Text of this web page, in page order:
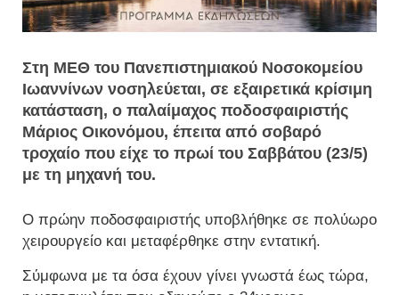
Στη ΜΕΘ του Πανεπιστημιακού Νοσοκομείου
Ιωαννίνων νοσηλεύεται, σε εξαιρετικά κρίσιμη
κατάσταση, ο παλαίμαχος ποδοσφαιριστής
Μάριος Οικονόμου, έπειτα από σοβαρό
τροχαίο που είχε το πρωί του Σαββάτου (23/5)
με τη μηχανή του.
Ο πρώην ποδοσφαιριστής υποβλήθηκε σε πολύωρο
χειρουργείο και μεταφέρθηκε στην εντατική.
Σύμφωνα με τα όσα έχουν γίνει γνωστά έως τώρα,